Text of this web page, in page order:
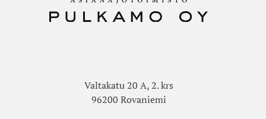
Valtakatu 20 A, 2. krs
96200 Rovaniemi